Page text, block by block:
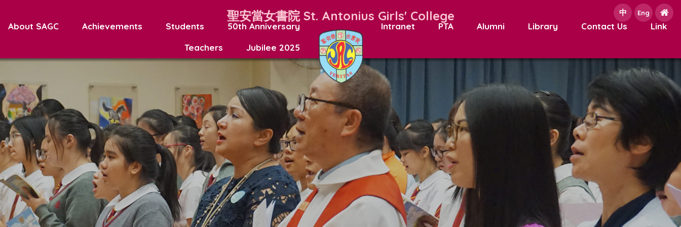
聖安當女書院 St. Antonius Girls' College 中 Eng
About SAGC Achievements Students
50th Anniversary
Teachers
Jubilee 2025
Intranet PTA Alumni Library Contact Us Link